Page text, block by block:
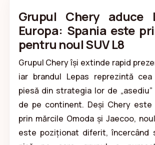
Grupul Chery aduce
Europa: Spania este
pentru noul SUV L8
Grupul Chery își extinde rapid
iar brandul Lepas reprezintă
piesă din strategia lor de
de pe continent. Deși Chery
prin mărcile Omoda și Jaecoo,
este poziționat diferit, încercând